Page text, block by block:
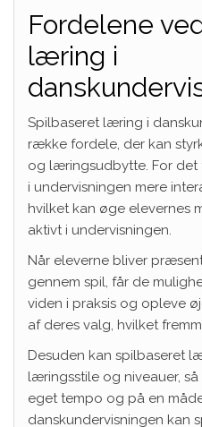
Fordelene
læring i
Spilbaseret læring i
række fordele, der kan
og læringsudbytte. For det
i undervisningen mere
hvilket kan øge elevernes
aktivt i undervisningen.
Når eleverne bliver
gennem spil, får de
viden i praksis og opleve
af deres valg, hvilket
Desuden kan spilbaseret
læringsstile og niveauer,
eget tempo og på en
danskundervisningen kan